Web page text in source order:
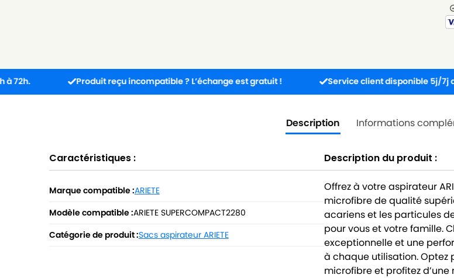
Produit reçu incompatible ? L’échange est gratuit ! Service client disponible 5j/7j de 8h à
Description Informations
Caractéristiques :
Marque compatible :ARIETE
Modèle compatible :ARIETE SUPERCOMPACT2280
Catégorie de produit :Sacs aspirateur ARIETE
Description du produit :
Offrez à votre aspirateur
microfibre de qualité
acariens et les particules
pour vous et votre famille.
exceptionnelle et une
à chaque utilisation. Optez
microfibre et profitez